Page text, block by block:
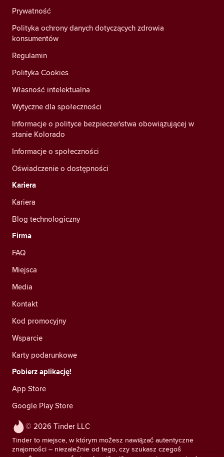
© 2026 Tinder LLC
Tinder to miejsce, w którym możesz nawiązać autentyczne
znajomości – niezależnie od tego, czy szukasz czegoś
Prywatność
Polityka ochrony danych dotyczących zdrowia
konsumentów
Regulamin
Polityka Cookies
Własność intelektualna
Wytyczne dla społeczności
Informacje o polityce bezpieczeństwa obowiązującej w
stanie Kolorado
Informacje o społeczności
Oświadczenie o dostępności
Kariera
Kariera
Blog technologiczny
Firma
FAQ
Miejsca
Media
Kontakt
Kod promocyjny
Wsparcie
Karty podarunkowe
Pobierz aplikację!
App Store
Google Play Store